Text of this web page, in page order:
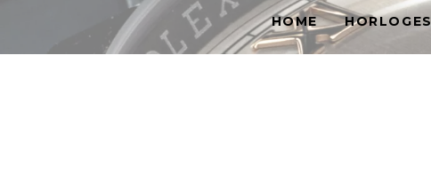
HOME HORLOGES